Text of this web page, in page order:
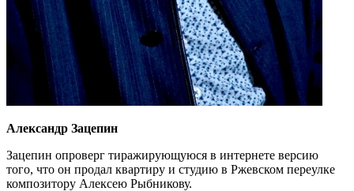
Александр Зацепин
Зацепин опроверг тиражирующуюся в интернете версию
того, что он продал квартиру и студию в Ржевском переулке
композитору Алексею Рыбникову.